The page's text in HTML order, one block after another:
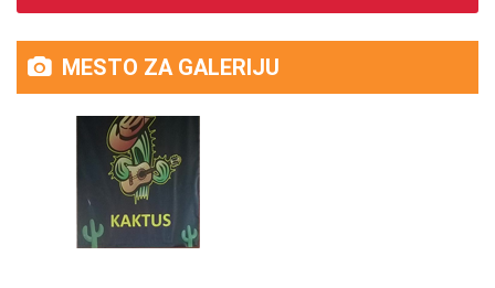
MESTO ZA GALERIJU